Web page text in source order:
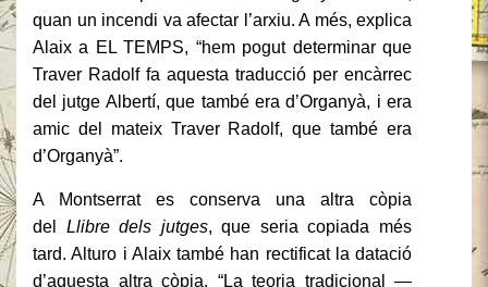
quan un incendi va afectar l’arxiu. A més, explica
Alaix a EL TEMPS, “hem pogut determinar que
Traver Radolf fa aquesta traducció per encàrrec
del jutge Albertí, que també era d’Organyà, i era
amic del mateix Traver Radolf, que també era
d’Organyà”.
A Montserrat es conserva una altra còpia
del Llibre dels jutges, que seria copiada més
tard. Alturo i Alaix també han rectificat la datació
d’aquesta altra còpia. “La teoria tradicional —